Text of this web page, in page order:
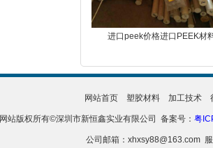
进口peek价格进口PEEK材
网站首页 塑胶材料 加工技术
网站版权所有©深圳市新恒鑫实业有限公司 备案号： 粤
公司邮箱：xhxsy88@163.com